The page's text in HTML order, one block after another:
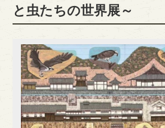
と虫たちの世界展～